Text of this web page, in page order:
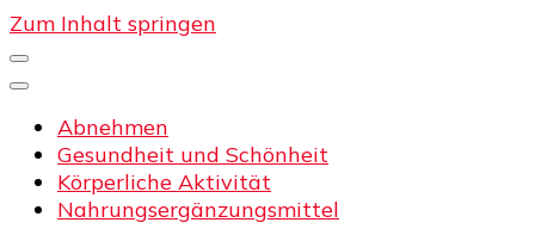
Zum Inhalt springen
Abnehmen
Gesundheit und Schönheit
Körperliche Aktivität
Nahrungsergänzungsmittel